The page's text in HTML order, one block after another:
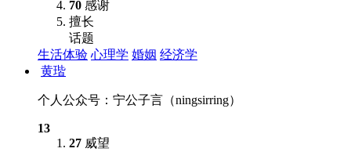
70 感谢
擅长
话题
生活体验 心理学 婚姻 经济学
黄瑎
个人公众号：宁公子言（ningsirring）
13
27 威望